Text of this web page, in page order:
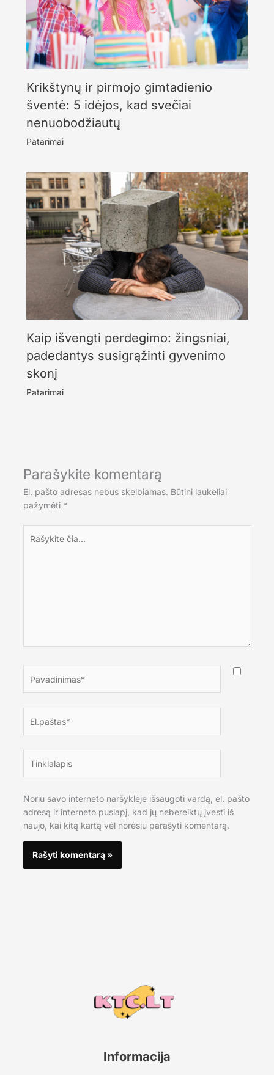
Krikštynų ir pirmojo gimtadienio
šventė: 5 idėjos, kad svečiai
nenuobodžiautų
Patarimai
Kaip išvengti perdegimo: žingsniai,
padedantys susigrąžinti gyvenimo
skonį
Patarimai
Parašykite komentarą
El. pašto adresas nebus skelbiamas. Būtini laukeliai
pažymėti *
čia...
Noriu savo interneto naršyklėje išsaugoti vardą, el. pašto
adresą ir interneto puslapį, kad jų nebereiktų įvesti iš
naujo, kai kitą kartą vėl norėsiu parašyti komentarą.
Informacija